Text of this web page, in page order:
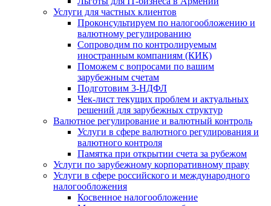
Услуги для частных клиентов
Проконсультируем по налогообложению и
валютному регулированию
Сопроводим по контролируемым
иностранным компаниям (КИК)
Поможем с вопросами по вашим
зарубежным счетам
Подготовим 3-НДФЛ
Чек-лист текущих проблем и актуальных
решений для зарубежных структур
Валютное регулирование и валютный контроль
Услуги в сфере валютного регулирования и
валютного контроля
Памятка при открытии счета за рубежом
Услуги по зарубежному корпоративному праву
Услуги в сфере российского и международного
налогообложения
Косвенное налогообложение